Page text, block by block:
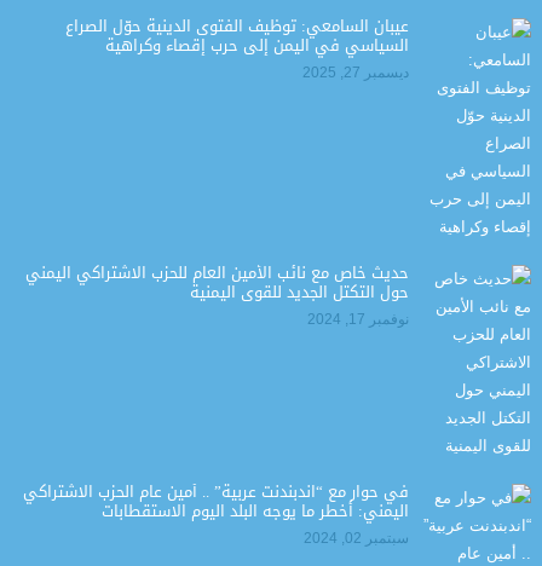
عيبان السامعي: توظيف الفتوى الدينية حوّل الصراع
السياسي في اليمن إلى حرب إقصاء وكراهية
ديسمبر 27, 2025
حديث خاص مع نائب الأمين العام للحزب الاشتراكي اليمني
حول التكتل الجديد للقوى اليمنية
نوفمبر 17, 2024
في حوار مع “اندبندنت عربية” .. أمين عام الحزب الاشتراكي
اليمني: أخطر ما يوجه البلد اليوم الاستقطابات
سبتمبر 02, 2024